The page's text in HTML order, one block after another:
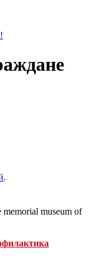
.
memorial museum of